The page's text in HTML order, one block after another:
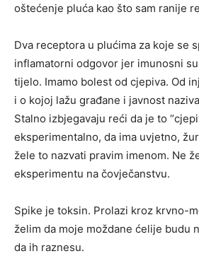
oštećenje pluća kao što sam ranije
Dva receptora u plućima za koje se
inflamatorni odgovor jer imunosni
tijelo. Imamo bolest od cjepiva. Od
i o kojoj lažu građane i javnost
Stalno izbjegavaju reći da je to
eksperimentalno, da ima uvjetno,
žele to nazvati pravim imenom. Ne
eksperimentu na čovječanstvu.
Spike je toksin. Prolazi kroz krvno-
želim da moje moždane ćelije budu
da ih raznesu.